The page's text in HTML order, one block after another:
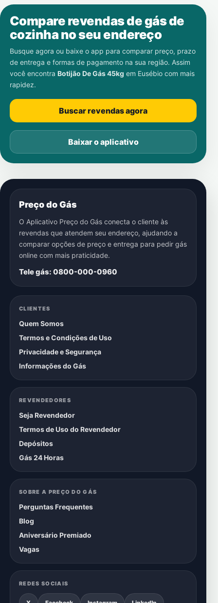
Compare revendas de gás de
cozinha no seu endereço
Busque agora ou baixe o app para comparar preço, prazo
de entrega e formas de pagamento na sua região. Assim
você encontra Botijão De Gás 45kg em Eusébio com mais
rapidez.
Buscar revendas agora
Baixar o aplicativo
Preço do Gás
O Aplicativo Preço do Gás conecta o cliente às
revendas que atendem seu endereço, ajudando a
comparar opções de preço e entrega para pedir gás
online com mais praticidade.
Tele gás: 0800-000-0960
CLIENTES
Quem Somos
Termos e Condições de Uso
Privacidade e Segurança
Informações do Gás
REVENDEDORES
Seja Revendedor
Termos de Uso do Revendedor
Depósitos
Gás 24 Horas
SOBRE A PREÇO DO GÁS
Perguntas Frequentes
Blog
Aniversário Premiado
Vagas
REDES SOCIAIS